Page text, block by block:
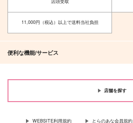
んこ
493円（税込）
ズ
黒長靴
990円（税込）
店頭受取
11,000円（税込）以上で送料当社負担
便利な機能/サービス
店舗を探す
WEBSITE利用規約 とらのあな会員規約